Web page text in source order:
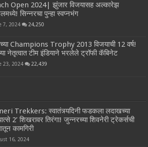
Open 2024| झुंजार विजयासह अल्कारेझ
सिन्नरचा पुन्हा स्वप्नभंग
7, 2024 24,250
Champions Trophy 2013 विजयाची 12 वर्ष!
नेतृत्वात टीम इंडियाने भरलेले ट्रॉफी कॅबिनेट
23, 2024 22,439
Trekkers: स्वातंत्र्यदिनी फडकला लदाखच्या
2’ शिखरावर तिरंगा! जुन्नरच्या शिवनेरी ट्रेकर्सची
कामगिरी
16, 2024